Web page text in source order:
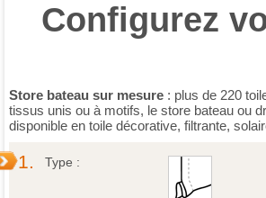
Configurez
Store bateau sur mesure : plus de 220
tissus unis ou à motifs, le store bateau ou
disponible en toile décorative, filtrante,
1. Type :